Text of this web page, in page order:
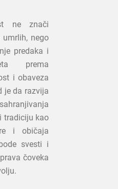
ne znači
nego
predaka i
prema
i obaveza
je da razvija
tradiciju kao
i običaja
svesti i
čoveka